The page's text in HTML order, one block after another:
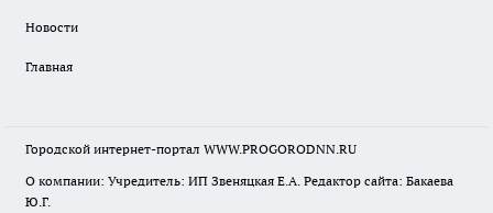
Новости
Главная
Городской интернет-портал WWW.PROGORODNN.RU
О компании: Учредитель: ИП Звеняцкая Е.А. Редактор сайта: Бакаева
Ю.Г.